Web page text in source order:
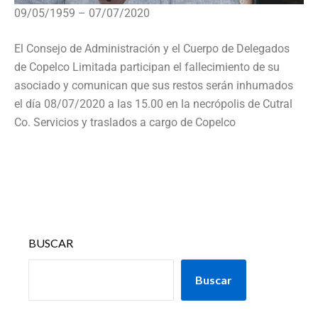
09/05/1959 – 07/07/2020
El Consejo de Administración y el Cuerpo de Delegados
de Copelco Limitada participan el fallecimiento de su
asociado y comunican que sus restos serán inhumados
el día 08/07/2020 a las 15.00 en la necrópolis de Cutral
Co. Servicios y traslados a cargo de Copelco
BUSCAR
Buscar